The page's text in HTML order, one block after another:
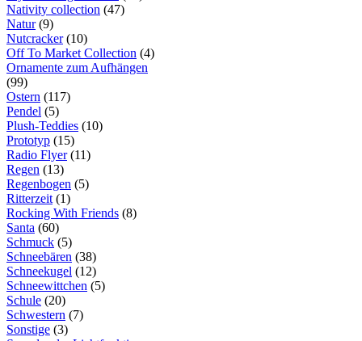
Nativity collection (47)
Natur(9)
Nutcracker(10)
Off To Market Collection (4)
Ornamente zum Aufhängen
(99)
Ostern (117)
Pendel (5)
Plush-Teddies (10)
Prototyp (15)
Radio Flyer(11)
Regen (13)
Regenbogen (5)
Ritterzeit (1)
Rocking With Friends (8)
Santa (60)
Schmuck (5)
Schneebären (38)
Schneekugel (12)
Schneewittchen (5)
Schule (20)
Schwestern (7)
Sonstige (3)